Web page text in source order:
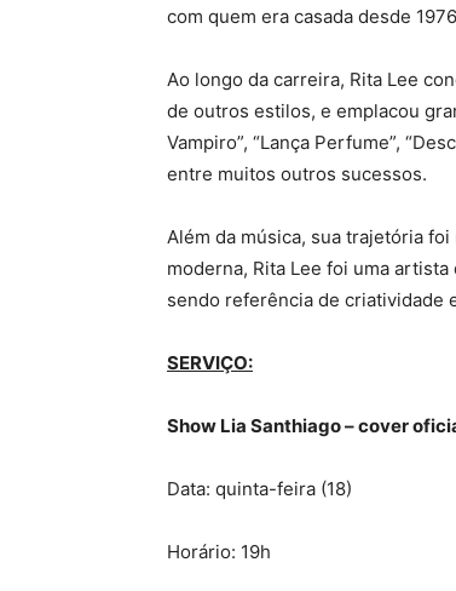
com quem era casada desde
Ao longo da carreira, Rita Lee
de outros estilos, e emplacou
Vampiro”, “Lança Perfume”,
entre muitos outros sucessos.
Além da música, sua trajetória
moderna, Rita Lee foi uma
sendo referência de criatividade
SERVIÇO:
Show Lia Santhiago – cover
Data: quinta-feira (18)
Horário: 19h